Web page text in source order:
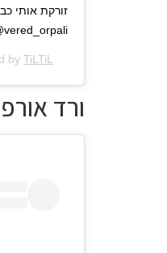
by TiLTiL טילטיל
ורד